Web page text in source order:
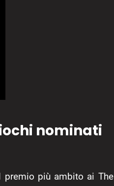
nominati
premio più ambito ai The